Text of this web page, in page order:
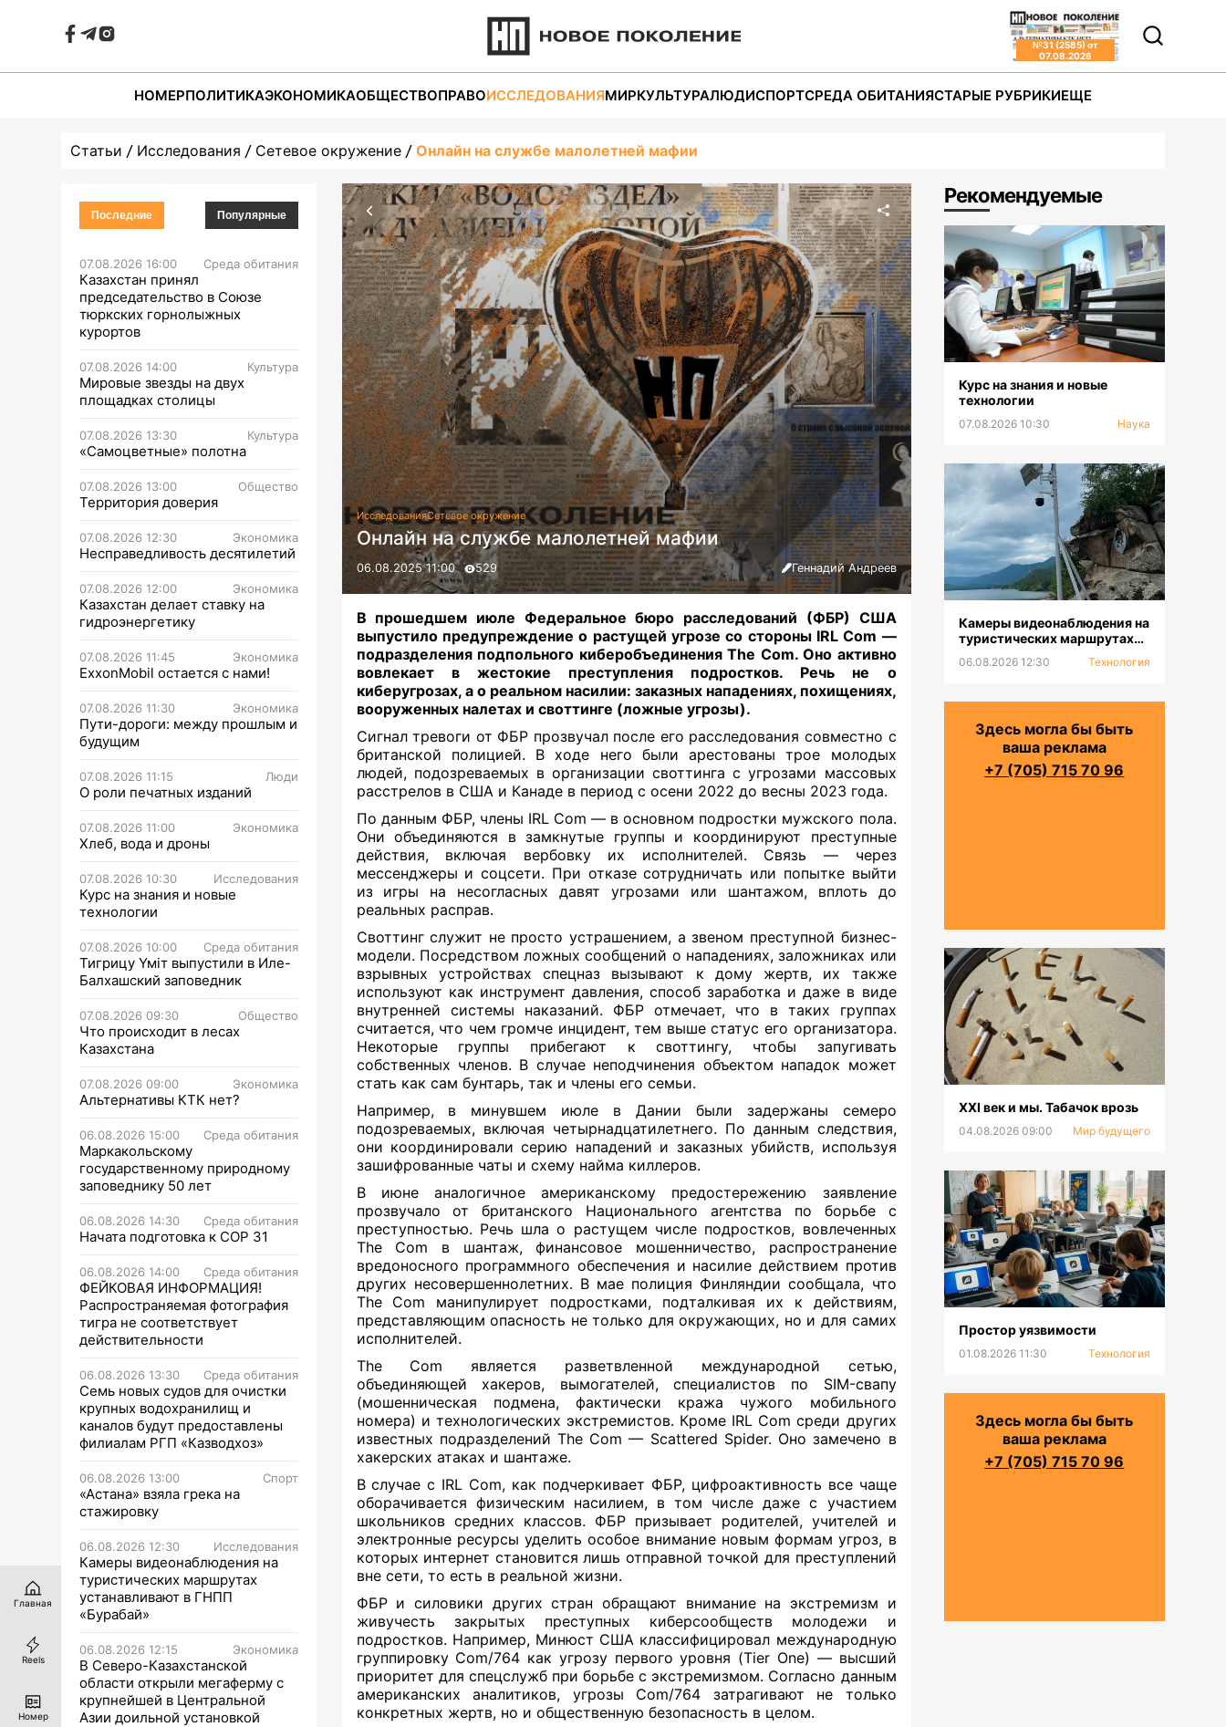
№31 (2585) от
07.08.2026
НОМЕРПОЛИТИКАЭКОНОМИКАОБЩЕСТВОПРАВОИССЛЕДОВАНИЯМИРКУЛЬТУРАЛЮДИСПОРТСРЕДА ОБИТАНИЯСТАРЫЕ РУБРИКИЕЩЕ
Статьи Исследования Сетевое окружение Онлайн на службе малолетней мафии
Последние Популярные
07.08.2026 16:00 Среда обитания
Казахстан принял
председательство в Союзе
тюркских горнолыжных
курортов
07.08.2026 14:00 Культура
Мировые звезды на двух
площадках столицы
07.08.2026 13:30 Культура
«Самоцветные» полотна
07.08.2026 13:00 Общество
Территория доверия
07.08.2026 12:30 Экономика
Несправедливость десятилетий
07.08.2026 12:00 Экономика
Казахстан делает ставку на
гидроэнергетику
07.08.2026 11:45 Экономика
ExxonMobil остается с нами!
07.08.2026 11:30 Экономика
Пути-дороги: между прошлым и
будущим
07.08.2026 11:15 Люди
О роли печатных изданий
07.08.2026 11:00 Экономика
Хлеб, вода и дроны
07.08.2026 10:30 Исследования
Курс на знания и новые
технологии
07.08.2026 10:00 Среда обитания
Тигрицу Үміт выпустили в Иле-
Балхашский заповедник
07.08.2026 09:30 Общество
Что происходит в лесах
Казахстана
07.08.2026 09:00 Экономика
Альтернативы КТК нет?
06.08.2026 15:00 Среда обитания
Маркакольскому
государственному природному
заповеднику 50 лет
06.08.2026 14:30 Среда обитания
Начата подготовка к СОР 31
06.08.2026 14:00 Среда обитания
ФЕЙКОВАЯ ИНФОРМАЦИЯ!
Распространяемая фотография
тигра не соответствует
действительности
06.08.2026 13:30 Среда обитания
Семь новых судов для очистки
крупных водохранилищ и
каналов будут предоставлены
филиалам РГП «Казводхоз»
06.08.2026 13:00 Спорт
«Астана» взяла грека на
стажировку
06.08.2026 12:30 Исследования
Камеры видеонаблюдения на
туристических маршрутах
устанавливают в ГНПП
«Бурабай»
06.08.2026 12:15 Экономика
В Северо-Казахстанской
области открыли мегаферму с
крупнейшей в Центральной
Азии доильной установкой
ИсследованияСетевое окружение
Онлайн на службе малолетней мафии
06.08.2025 11:00 529 Геннадий Андреев
В прошедшем июле Федеральное бюро расследований (ФБР) США
выпустило предупреждение о растущей угрозе со стороны IRL Com —
подразделения подпольного киберобъединения The Com. Оно активно
вовлекает в жестокие преступления подростков. Речь не о
киберугрозах, а о реальном насилии: заказных нападениях, похищениях,
вооруженных налетах и своттинге (ложные угрозы).
Сигнал тревоги от ФБР прозвучал после его расследования совместно с
британской полицией. В ходе него были арестованы трое молодых
людей, подозреваемых в организации своттинга с угрозами массовых
расстрелов в США и Канаде в период с осени 2022 до весны 2023 года.
По данным ФБР, члены IRL Com — в основном подростки мужского пола.
Они объединяются в замкнутые группы и координируют преступные
действия, включая вербовку их исполнителей. Связь — через
мессенджеры и соцсети. При отказе сотрудничать или попытке выйти
из игры на несогласных давят угрозами или шантажом, вплоть до
реальных расправ.
Своттинг служит не просто устрашением, а звеном преступной бизнес-
модели. Посредством ложных сообщений о нападениях, заложниках или
взрывных устройствах спецназ вызывают к дому жертв, их также
используют как инструмент давления, способ заработка и даже в виде
внутренней системы наказаний. ФБР отмечает, что в таких группах
считается, что чем громче инцидент, тем выше статус его организатора.
Некоторые группы прибегают к своттингу, чтобы запугивать
собственных членов. В случае неподчинения объектом нападок может
стать как сам бунтарь, так и члены его семьи.
Например, в минувшем июле в Дании были задержаны семеро
подозреваемых, включая четырнадцатилетнего. По данным следствия,
они координировали серию нападений и заказных убийств, используя
зашифрованные чаты и схему найма киллеров.
В июне аналогичное американскому предостережению заявление
прозвучало от британского Национального агентства по борьбе с
преступностью. Речь шла о растущем числе подростков, вовлеченных
The Com в шантаж, финансовое мошенничество, распространение
вредоносного программного обеспечения и насилие действием против
других несовершеннолетних. В мае полиция Финляндии сообщала, что
The Com манипулирует подростками, подталкивая их к действиям,
представляющим опасность не только для окружающих, но и для самих
исполнителей.
The Com является разветвленной международной сетью,
объединяющей хакеров, вымогателей, специалистов по SIM-свапу
(мошенническая подмена, фактически кража чужого мобильного
номера) и технологических экстремистов. Кроме IRL Com среди других
известных подразделений The Com — Scattered Spider. Оно замечено в
хакерских атаках и шантаже.
В случае с IRL Com, как подчеркивает ФБР, цифроактивность все чаще
оборачивается физическим насилием, в том числе даже с участием
школьников средних классов. ФБР призывает родителей, учителей и
электронные ресурсы уделить особое внимание новым формам угроз, в
которых интернет становится лишь отправной точкой для преступлений
вне сети, то есть в реальной жизни.
ФБР и силовики других стран обращают внимание на экстремизм и
живучесть закрытых преступных киберсообществ молодежи и
подростков. Например, Минюст США классифицировал международную
группировку Com/764 как угрозу первого уровня (Tier One) — высший
приоритет для спецслужб при борьбе с экстремизмом. Согласно данным
американских аналитиков, угрозы Com/764 затрагивают не только
конкретных жертв, но и общественную безопасность в целом.
Рекомендуемые
Курс на знания и новые
технологии
07.08.2026 10:30 Наука
Камеры видеонаблюдения на
туристических маршрутах
«Бурабай»
06.08.2026 12:30 Технология
Здесь могла бы быть
ваша реклама
+7 (705) 715 70 96
XXI век и мы. Табачок врозь
04.08.2026 09:00 Мир будущего
Простор уязвимости
01.08.2026 11:30 Технология
Здесь могла бы быть
ваша реклама
+7 (705) 715 70 96
Главная
Reels
Номер